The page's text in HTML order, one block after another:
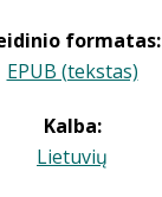
formatas:
EPUB (tekstas)
Kalba:
Lietuvių